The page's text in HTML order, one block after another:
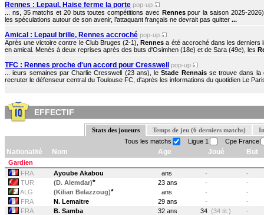
Rennes : Lepaul, Haise ferme la porte pop-up
... ns, 35 matchs et 20 buts toutes compétitions avec Rennespour la saison 2025-
les spéculations autour de son avenir, l’attaquant français ne devrait pas quitter ...
Amical : Lepaul brille, Rennes accroché pop-up
Après une victoire contre le Club Bruges (2-1),Rennes a été accroché dans les derniers
en amical. Menés à deux reprises après des buts d'Osimhen (18e) et de Sara (49e), les
TFC : Rennes proche d'un accord pour Cresswell
pop-up
... ieurs semaines par Charlie Cresswell (23 ans), leStade Rennaisse trouve dans la
recruter le défenseur central du Toulouse FC, d'après les informations du quotidien Le
EFFECTIF
Stats des joueurs Temps de jeu (6 derniers matchs)
Tous les matchs
Ligue 1 Cpe France
Nationalité Nom Age Joué But
Gardien
FRA
Ayoube Akabou ans -
-
TUR
(D. Alemdar)* 23 ans -
-
ALG
(Kilian Belazzoug)* ans -
-
FRA
N. Lemaitre 29 ans -
-
FRA
B. Samba 32 ans 34 (34 tit.)
-